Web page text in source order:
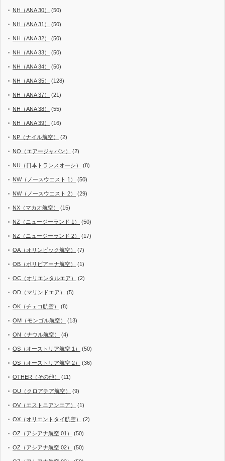
NH（ANA 30） (50)
NH（ANA 31） (50)
NH（ANA 32） (50)
NH（ANA 33） (50)
NH（ANA 34） (50)
NH（ANA 35） (128)
NH（ANA 37） (21)
NH（ANA 38） (55)
NH（ANA 39） (16)
NP（ナイル航空） (2)
NQ（エアージャパン） (2)
NU（日本トランスオーシ） (8)
NW（ノースウエスト 1） (50)
NW（ノースウエスト 2） (29)
NX（マカオ航空） (15)
NZ（ニュージーランド 1） (50)
NZ（ニュージーランド 2） (17)
OA（オリンピック航空） (7)
OB（ボリビアーナ航空） (1)
OC（オリエンタルエア） (2)
OD（マリンドエア） (5)
OK（チェコ航空） (8)
OM（モンゴル航空） (13)
ON（ナウル航空） (4)
OS（オーストリア航空 1） (50)
OS（オーストリア航空 2） (36)
OTHER（その他） (11)
OU（クロアチア航空） (9)
OV（エストニアンエア） (1)
OX（オリエントタイ航空） (2)
OZ（アシアナ航空 01） (50)
OZ（アシアナ航空 02） (50)